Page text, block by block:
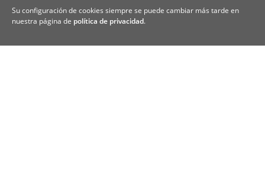
Su configuración de cookies siempre se puede cambiar más tarde en
nuestra página de política de privacidad.